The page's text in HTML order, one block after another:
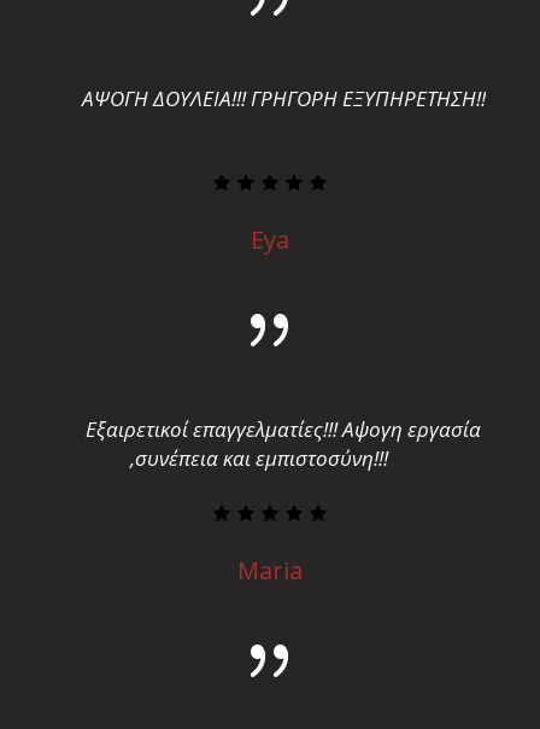
ΑΨΟΓΗ ΔΟΥΛΕΙΑ!!! ΓΡΗΓΟΡΗ ΕΞΥΠΗΡΕΤΗΣΗ!!
Eya
Εξαιρετικοί επαγγελματίες!!! Αψογη εργασία
,συνέπεια και εμπιστοσύνη!!!
Maria